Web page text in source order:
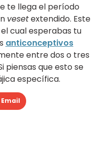
te llega el período
vesetextendido. Este
cual esperabas tu
anticonceptivos
entre dos o tres
piensas que esto se
específica.
Email